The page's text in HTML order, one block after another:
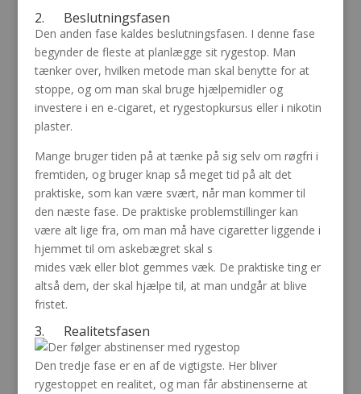
2. Beslutningsfasen
Den anden fase kaldes beslutningsfasen. I denne fase
begynder de fleste at planlægge sit rygestop. Man
tænker over, hvilken metode man skal benytte for at
stoppe, og om man skal bruge hjælpemidler og
investere i en e-cigaret, et rygestopkursus eller i nikotin
plaster.
Mange bruger tiden på at tænke på sig selv om røgfri i
fremtiden, og bruger knap så meget tid på alt det
praktiske, som kan være svært, når man kommer til
den næste fase. De praktiske problemstillinger kan
være alt lige fra, om man må have cigaretter liggende i
hjemmet til om askebægret skal s
mides væk eller blot gemmes væk. De praktiske ting er
altså dem, der skal hjælpe til, at man undgår at blive
fristet.
3. Realitetsfasen
Den tredje fase er en af de vigtigste. Her bliver
rygestoppet en realitet, og man får abstinenserne at